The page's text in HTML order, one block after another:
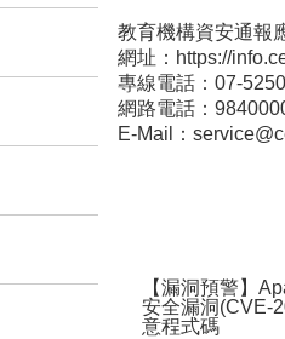
教育機構資安通報
網址：https://
專線電話：07-
網路電話：
E-Mail：
【漏洞預警】
安全漏洞(CVE-
意程式碼